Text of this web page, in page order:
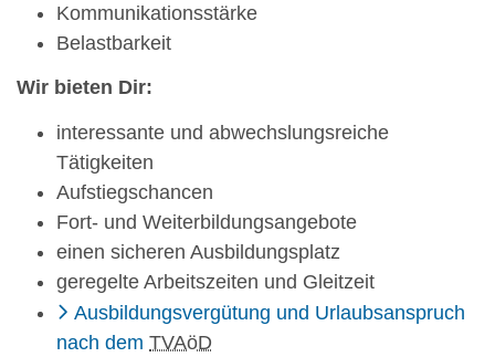
Kommunikationsstärke
Belastbarkeit
Wir bieten Dir:
interessante und abwechslungsreiche
Tätigkeiten
Aufstiegschancen
Fort- und Weiterbildungsangebote
einen sicheren Ausbildungsplatz
geregelte Arbeitszeiten und Gleitzeit
Ausbildungsvergütung und Urlaubsanspruch
nach dem TVAöD